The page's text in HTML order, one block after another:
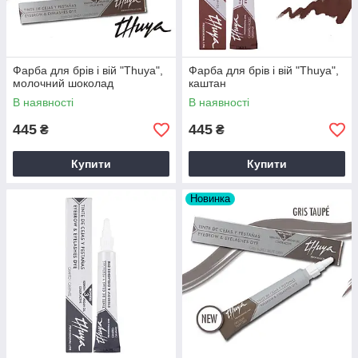
Фарба для брів і вій "Thuya",
молочний шоколад
В наявності
445 ₴
Купити
Фарба для брів і вій "Thuya",
каштан
В наявності
445 ₴
Купити
Новинка